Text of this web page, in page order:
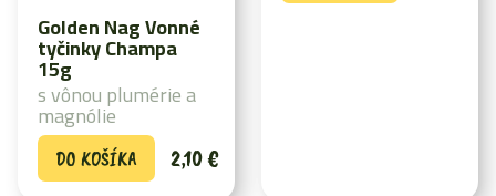
Golden Nag Vonné
tyčinky Champa
15g
2,10€
s vônou plumérie a
magnólie
DO KOŠÍKA